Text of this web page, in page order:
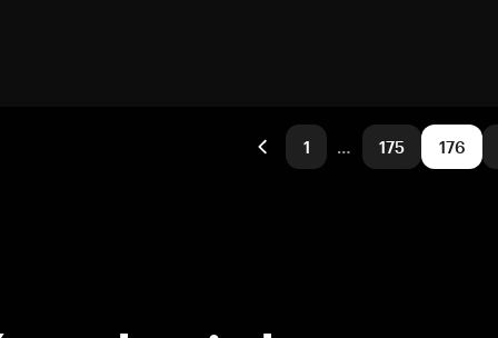
1 … 175 176